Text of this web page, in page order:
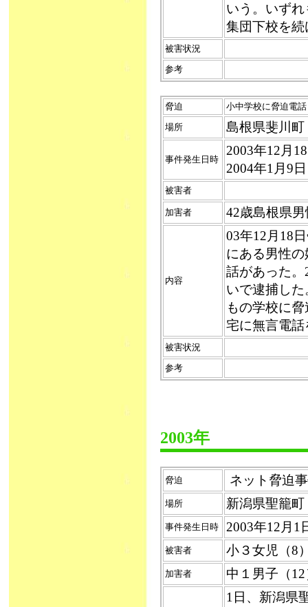
いう。いず
集団下校を
被害状況
参考
脅迫
小中学校に脅迫
場所
島根県斐川
事件発生日時
2003年12月
2004年1月9
被害者
加害者 42歳島根県
内容
03年12月18
にある男性
話があった
いで逮捕し
もの学校に
宅に無言電
被害状況
参考
2003年
脅迫 ネット脅
場所 新潟県聖籠
事件発生日時 2003年12月
被害者 小３女児（
加害者 中１男子（12
1日、新潟県